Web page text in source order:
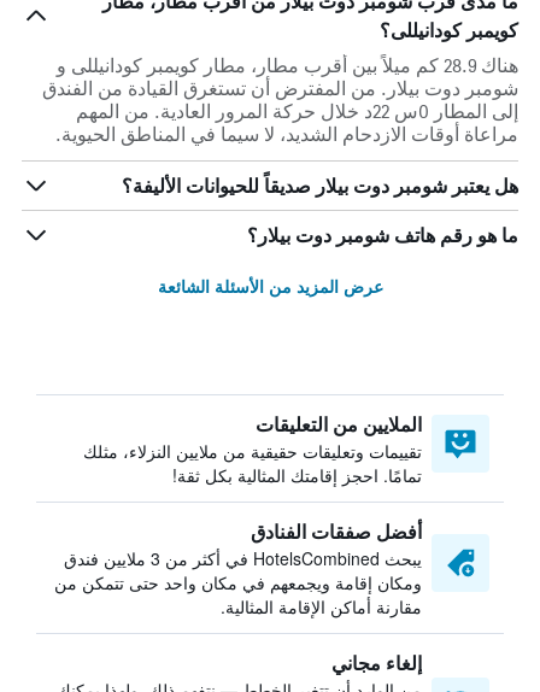
كويمبر كودانيللى؟
هناك 28.9 كم ميلاً بين أقرب مطار، مطار كويمبر كودانيللى و
شومبر دوت بيلار. من المفترض أن تستغرق القيادة من الفندق
إلى المطار 0س 22د خلال حركة المرور العادية. من المهم
مراعاة أوقات الازدحام الشديد، لا سيما في المناطق الحيوية.
هل يعتبر شومبر دوت بيلار صديقاً للحيوانات الأليفة؟
ما هو رقم هاتف شومبر دوت بيلار؟
عرض المزيد من الأسئلة الشائعة
الملايين من التعليقات
تقييمات وتعليقات حقيقية من ملايين النزلاء، مثلك
تمامًا. احجز إقامتك المثالية بكل ثقة!
أفضل صفقات الفنادق
يبحث HotelsCombined في أكثر من 3 ملايين فندق
ومكان إقامة ويجمعهم في مكان واحد حتى تتمكن من
مقارنة أماكن الإقامة المثالية.
إلغاء مجاني